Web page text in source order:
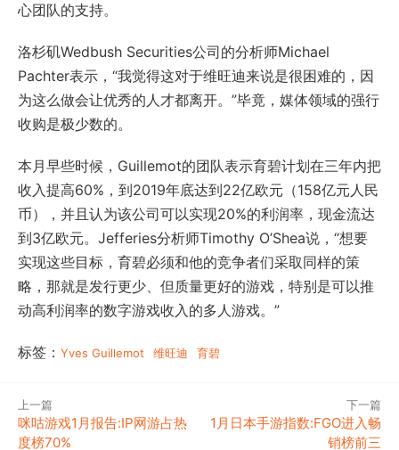
心团队的支持。
洛杉矶Wedbush Securities公司的分析师Michael
Pachter表示，“我觉得这对于维旺迪来说是很困难的，因
为这么做会让优秀的人才都离开。”毕竟，媒体领域的强行
收购是极少数的。
本月早些时候，Guillemot的团队表示育碧计划在三年内把
收入提高60%，到2019年底达到22亿欧元（158亿元人民
币），并且认为该公司可以实现20%的利润率，现金流达
到3亿欧元。Jefferies分析师Timothy O’Shea说，“想要
实现这些目标，育碧必须和他的竞争者们采取同样的策
略，那就是发行更少、但质量更好的游戏，特别是可以推
动高利润率的数字游戏收入的多人游戏。”
标签： Yves Guillemot 维旺迪 育碧
上一篇
咪咕游戏1月报告:IP网游占热
度榜70%
下一篇
1月日本手游指数:FGO进入畅
销榜前三